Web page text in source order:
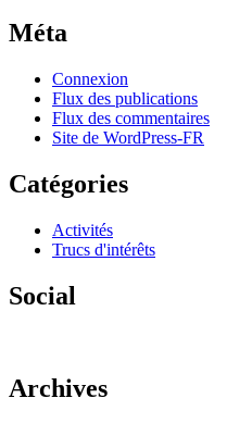
Méta
Connexion
Flux des publications
Flux des commentaires
Site de WordPress-FR
Catégories
Activités
Trucs d'intérêts
Social
profil
de
Archives